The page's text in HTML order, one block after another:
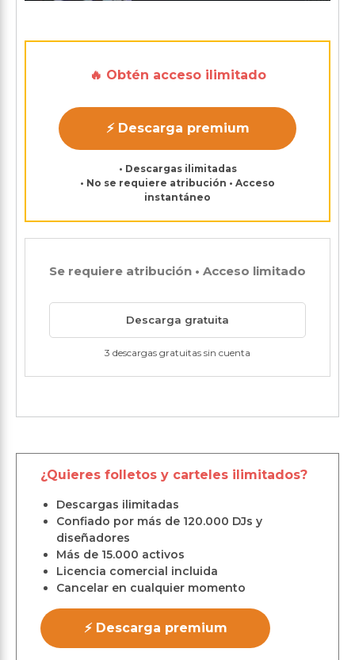
🔥 Obtén acceso ilimitado
⚡ Descarga premium
• Descargas ilimitadas
• No se requiere atribución • Acceso
instantáneo
Se requiere atribución • Acceso limitado
Descarga gratuita
3 descargas gratuitas sin cuenta
¿Quieres folletos y carteles ilimitados?
Descargas ilimitadas
Confiado por más de 120.000 DJs y
diseñadores
Más de 15.000 activos
Licencia comercial incluida
Cancelar en cualquier momento
⚡ Descarga premium